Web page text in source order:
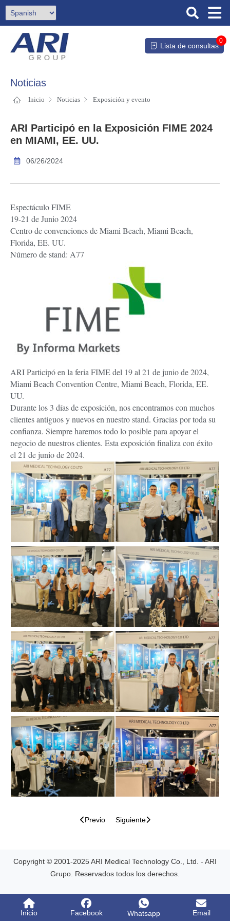
Lista de consultas
0
Noticias
Inicio Noticias Exposición y evento
ARI Participó en la Exposición FIME 2024
en MIAMI, EE. UU.
06/26/2024
Espectáculo FIME
19-21 de Junio 2024
Centro de convenciones de Miami Beach, Miami Beach,
Florida, EE. UU.
Número de stand: A77
ARI Participó en la feria FIME del 19 al 21 de junio de 2024,
Miami Beach Convention Centre, Miami Beach, Florida, EE.
UU.
Durante los 3 días de exposición, nos encontramos con muchos
clientes antiguos y nuevos en nuestro stand. Gracias por toda su
confianza. Siempre haremos todo lo posible para apoyar el
negocio de nuestros clientes. Esta exposición finaliza con éxito
el 21 de junio de 2024.
Previo Siguiente
Copyright © 2001-2025 ARI Medical Technology Co., Ltd. - ARI
Grupo. Reservados todos los derechos.
Inicio Facebook Whatsapp Email